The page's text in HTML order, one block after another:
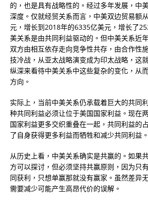
的，也是具有战略性的。经过多年发展，中
深度。仅就经贸关系而言，中美双边贸易额
元，增长到2018年的6335亿美元，增长了
美关系是由共同利益驱动的。但中美关系近
双方由相互依存走向竞争性共存，由合作性
技冷战，从亚太战略演变成为印太战略，这
纵深来看待中美关系中这些复杂的变化，从
方向。
实际上，当前中美关系仍承载着巨大的共同
种共同利益必须让位于美国国家利益。现在
国家利益更多交织重叠在一起，共同利益的
了自身获得更多利益而牺牲和减少共同利益。
从历史上看，中美关系确实是共赢的。如果
方可以探讨，但必须坚持共赢原则，因为只
同获利，只想单赢那就没有赢家。虽然差异
需要减少可能产生高昂代价的误解。